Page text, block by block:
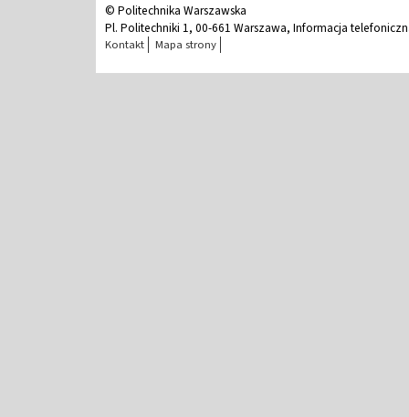
© Politechnika Warszawska
Pl. Politechniki 1, 00-661 Warszawa, Informacja
Kontakt Mapa strony